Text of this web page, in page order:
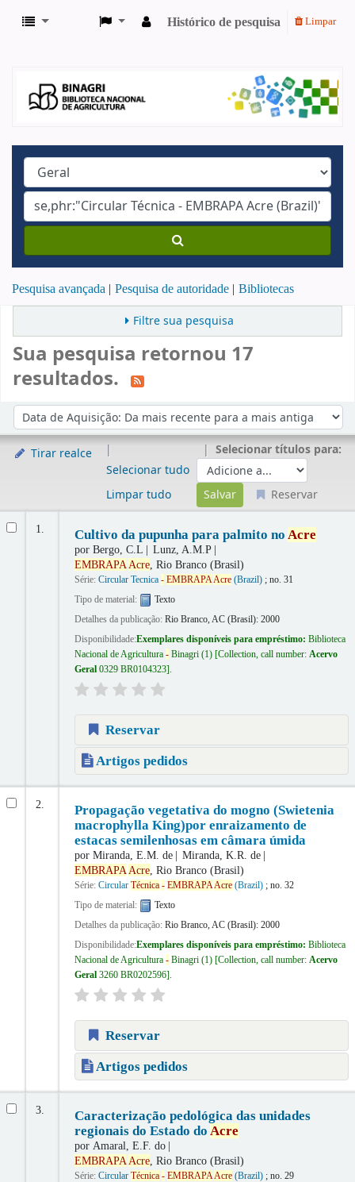
Histórico de pesquisa Limpar
Pesquisa avançada Pesquisa de autoridade Bibliotecas
Filtre sua pesquisa
Sua pesquisa retornou 17
resultados.
Ordenar por:
Tirar realce
Selecionar tudo
Limpar tudo
Selecionar títulos para:
Reservar
1. Cultivo da pupunha para palmito no Acre
por Bergo, C.L
Lunz, A.M.P
EMBRAPA Acre, Rio Branco (Brasil)
Série: Circular Tecnica - EMBRAPA Acre(Brazil); no. 31
Tipo de material:
Texto
Detalhes da publicação: Rio Branco, AC (Brasil): 2000
Disponibilidade:Exemplares disponíveis para empréstimo: Biblioteca
Nacional de Agricultura -Binagri(1) Collection, call number: Acervo
Geral 0329 BR0104323 .
Reservar
Artigos pedidos
2.
Propagação vegetativa do mogno (Swietenia
macrophylla King)por enraizamento de
estacas semilenhosas em câmara úmida
por Miranda, E.M. de
Miranda, K.R. de
EMBRAPA Acre, Rio Branco (Brasil)
Série: Circular Técnica - EMBRAPA Acre(Brazil); no. 32
Tipo de material:
Texto
Detalhes da publicação: Rio Branco, AC (Brasil): 2000
Disponibilidade:Exemplares disponíveis para empréstimo: Biblioteca
Nacional de Agricultura -Binagri(1) Collection, call number: Acervo
Geral 3260 BR0202596 .
Reservar
Artigos pedidos
3.
Caracterização pedológica das unidades
regionais do Estado do Acre
por Amaral, E.F. do
EMBRAPA Acre, Rio Branco (Brasil)
Série: Circular Técnica - EMBRAPA Acre(Brazil); no. 29